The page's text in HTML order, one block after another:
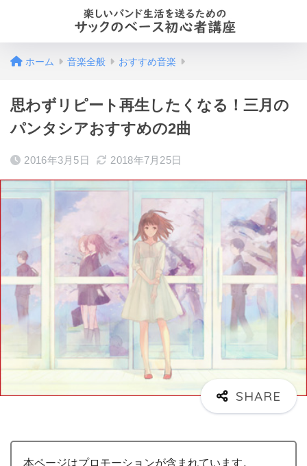
ホーム 音楽全般 おすすめ音楽
思わずリピート再生したくなる！三月の
パンタシアおすすめの2曲
2016年3月5日 2018年7月25日
本ページはプロモーションが含まれています。